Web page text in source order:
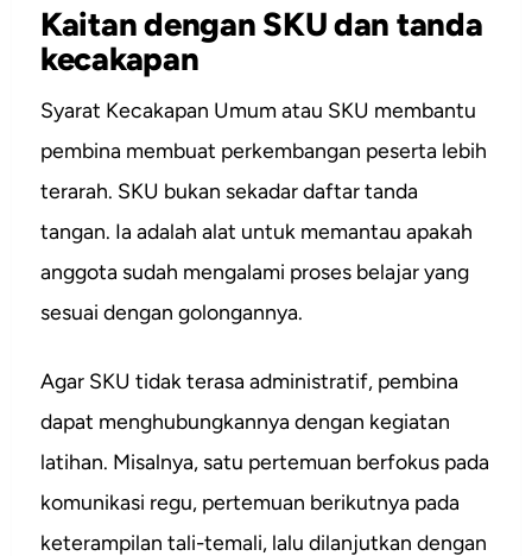
Kaitan dengan SKU dan tanda
kecakapan
Syarat Kecakapan Umum atau SKU membantu
pembina membuat perkembangan peserta lebih
terarah. SKU bukan sekadar daftar tanda
tangan. Ia adalah alat untuk memantau apakah
anggota sudah mengalami proses belajar yang
sesuai dengan golongannya.
Agar SKU tidak terasa administratif, pembina
dapat menghubungkannya dengan kegiatan
latihan. Misalnya, satu pertemuan berfokus pada
komunikasi regu, pertemuan berikutnya pada
keterampilan tali-temali, lalu dilanjutkan dengan